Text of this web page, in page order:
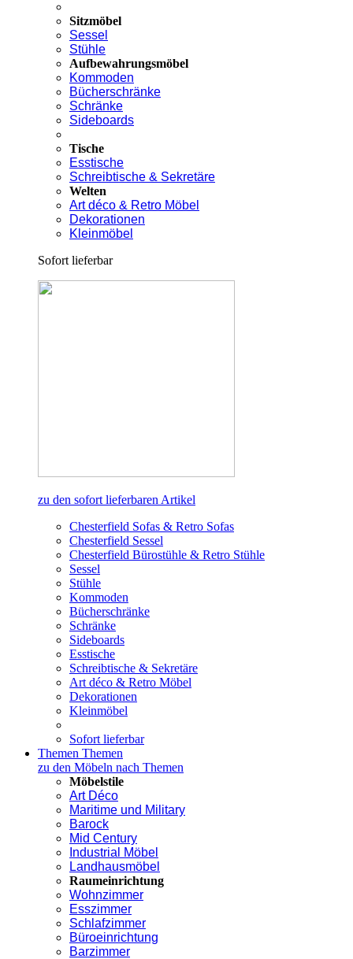
Sitzmöbel
Sessel
Stühle
Aufbewahrungsmöbel
Kommoden
Bücherschränke
Schränke
Sideboards
Tische
Esstische
Schreibtische & Sekretäre
Welten
Art déco & Retro Möbel
Dekorationen
Kleinmöbel
Sofort lieferbar
zu den sofort lieferbaren Artikel
Chesterfield Sofas & Retro Sofas
Chesterfield Sessel
Chesterfield Bürostühle & Retro Stühle
Sessel
Stühle
Kommoden
Bücherschränke
Schränke
Sideboards
Esstische
Schreibtische & Sekretäre
Art déco & Retro Möbel
Dekorationen
Kleinmöbel
Sofort lieferbar
Themen Themen
zu den Möbeln nach Themen
Möbelstile
Art Déco
Maritime und Military
Barock
Mid Century
Industrial Möbel
Landhausmöbel
Raumeinrichtung
Wohnzimmer
Esszimmer
Schlafzimmer
Büroeinrichtung
Barzimmer